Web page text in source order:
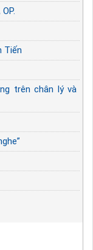
Tiến
trên chân lý và